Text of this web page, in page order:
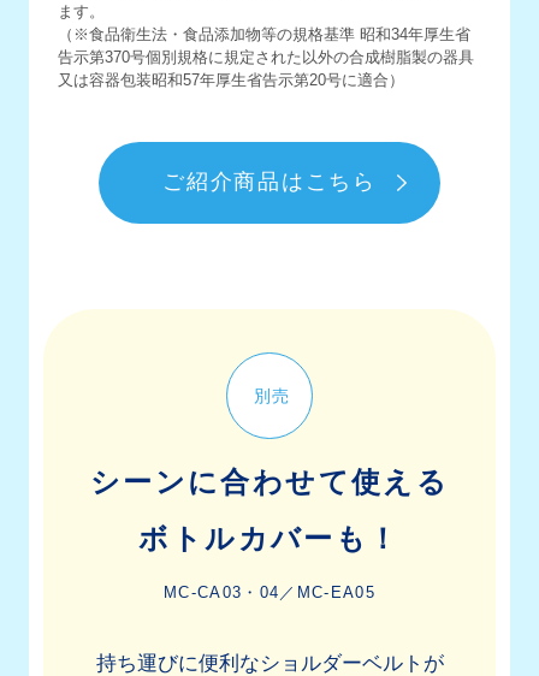
ます。
（※食品衛生法・食品添加物等の規格基準 昭和34年厚生省
告示第370号個別規格に規定された以外の合成樹脂製の器具
又は容器包装昭和57年厚生省告示第20号に適合）
ご紹介商品はこちら
別売
シーンに合わせて使える
ボトルカバーも！
MC-CA03・04／MC-EA05
持ち運びに便利なショルダーベルトが